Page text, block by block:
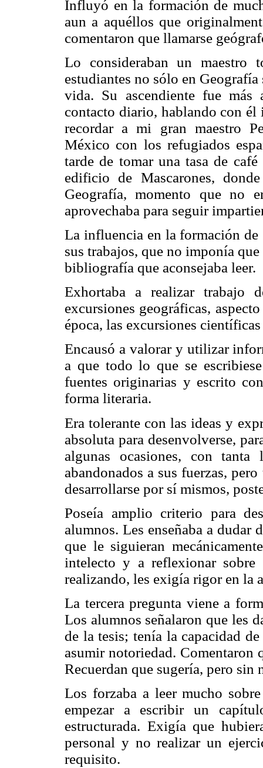
Influyó en la formación de
aun a aquéllos que
comentaron que llamarse
Lo consideraban un maestro
estudiantes no sólo en
vida. Su ascendiente fue
contacto diario, hablando con él
recordar a mi gran maestro
México con los refugiados
tarde de tomar una tasa de
edificio de Mascarones,
Geografía, momento que no
aprovechaba para seguir
La influencia en la formación
sus trabajos, que no imponía
bibliografía que aconsejaba leer.
Exhortaba a realizar trabajo
excursiones geográficas,
época, las excursiones
Encausó a valorar y utilizar
a que todo lo que se
fuentes originarias y escrito
forma literaria.
Era tolerante con las ideas y
absoluta para desenvolverse,
algunas ocasiones, con
abandonados a sus fuerzas,
desarrollarse por sí mismos,
Poseía amplio criterio para
alumnos. Les enseñaba a dudar
que le siguieran
intelecto y a reflexionar sobre
realizando, les exigía rigor en la
La tercera pregunta viene a
Los alumnos señalaron que les
de la tesis; tenía la capacidad
asumir notoriedad. Comentaron
Recuerdan que sugería, pero
Los forzaba a leer mucho
empezar a escribir un
estructurada. Exigía que
personal y no realizar un
requisito.